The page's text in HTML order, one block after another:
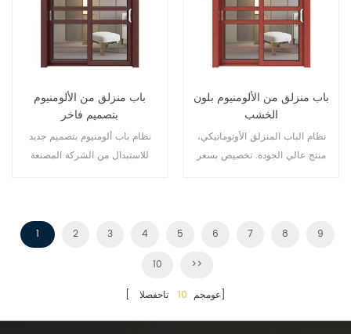
باب منزلق من الألومنيوم
بتصميم فاخر
نظام باب ألومنيوم بتصميم جديد
للاستبدال من الشركة المصنعة
باب منزلق من الألومنيوم بلون
الخشب
نظام الباب المنزلق الأوتوماتيكي،
منتج عالي الجودة. تخصيص بسعر
1 2 3 4 5 6 7 8 9
10 >>
[ عومجم 10 تاحفصلا]